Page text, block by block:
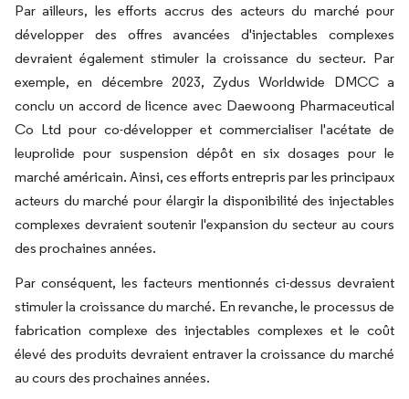
Par ailleurs, les efforts accrus des acteurs du marché pour
développer des offres avancées d'injectables complexes
devraient également stimuler la croissance du secteur. Par
exemple, en décembre 2023, Zydus Worldwide DMCC a
conclu un accord de licence avec Daewoong Pharmaceutical
Co Ltd pour co-développer et commercialiser l'acétate de
leuprolide pour suspension dépôt en six dosages pour le
marché américain. Ainsi, ces efforts entrepris par les principaux
acteurs du marché pour élargir la disponibilité des injectables
complexes devraient soutenir l'expansion du secteur au cours
des prochaines années.
Par conséquent, les facteurs mentionnés ci-dessus devraient
stimuler la croissance du marché. En revanche, le processus de
fabrication complexe des injectables complexes et le coût
élevé des produits devraient entraver la croissance du marché
au cours des prochaines années.